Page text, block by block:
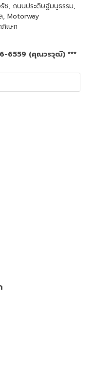
ช, ถนนประดิษฐ์มนูธรรม,
Motorway
เษก
6559 (คุณวรวุฒิ) ***